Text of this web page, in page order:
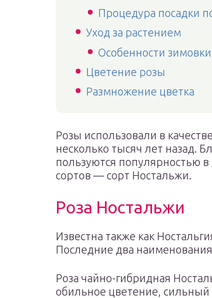
Процедура посадки
Уход за растением
Особенности
Цветение розы
Размножение цветка
Розы использовали в
несколько тысяч лет назад.
пользуются популярностью
сортов — сорт Ностальжи.
Роза Ностальжи
Известна также как
Последние два
Роза чайно-гибридная
обильное цветение,